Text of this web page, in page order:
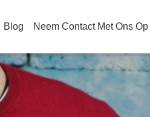
Blog Neem Contact Met Ons Op